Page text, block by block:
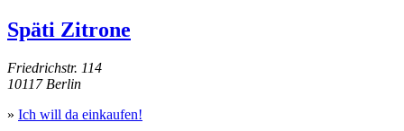
Späti Zitrone
Friedrichstr. 114
10117 Berlin
» Ich will da einkaufen!